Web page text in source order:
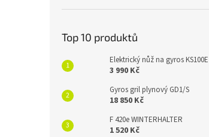
Top 10 produktů
Elektrický nůž na gyros KS100E
3 990 Kč
Gyros gril plynový GD1/S
18 850 Kč
F 420e WINTERHALTER
1 520 Kč